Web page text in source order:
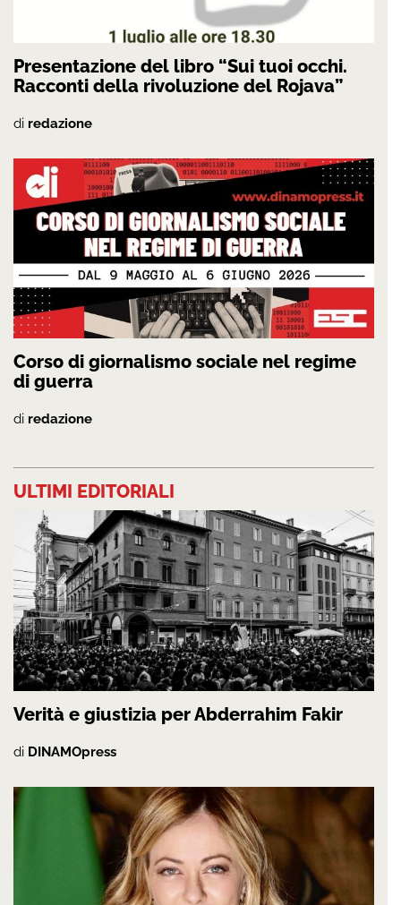
Presentazione del libro “Sui tuoi occhi.
Racconti della rivoluzione del Rojava”
di redazione
Corso di giornalismo sociale nel regime
di guerra
di redazione
ULTIMI EDITORIALI
Verità e giustizia per Abderrahim Fakir
di DINAMOpress